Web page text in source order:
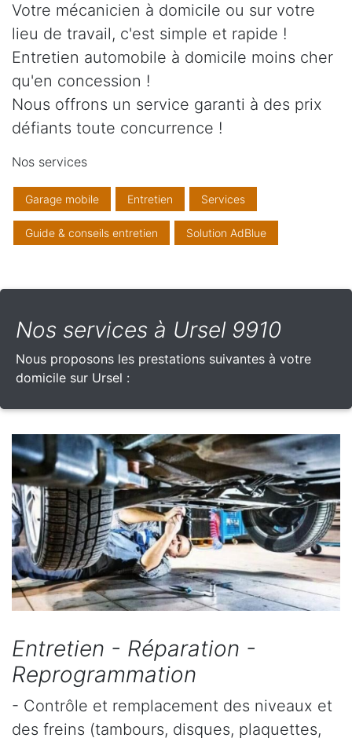
Votre mécanicien à domicile ou sur votre
lieu de travail, c'est simple et rapide !
Entretien automobile à domicile moins cher
qu'en concession !
Nous offrons un service garanti à des prix
défiants toute concurrence !
Nos services
Garage mobile Entretien Services
Guide & conseils entretien Solution AdBlue
Nos services à Ursel 9910
Nous proposons les prestations suivantes à votre
domicile sur Ursel :
Entretien - Réparation -
Reprogrammation
- Contrôle et remplacement des niveaux et
des freins (tambours, disques, plaquettes,